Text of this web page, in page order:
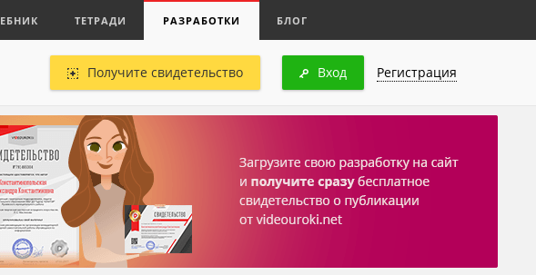
ТЕТРАДИ РАЗРАБОТКИ БЛОГ
Получите свидетельство Вход Регистрация